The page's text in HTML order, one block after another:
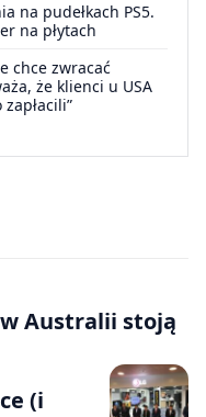
na pudełkach PS5.
na płytach
chce zwracać
że klienci u USA
Australii stoją
(i